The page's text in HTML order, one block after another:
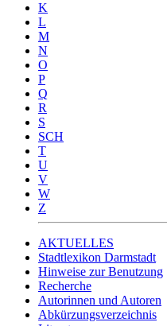
K
L
M
N
O
P
Q
R
S
SCH
T
U
V
W
Z
AKTUELLES
Stadtlexikon Darmstadt
Hinweise zur Benutzung
Recherche
Autorinnen und Autoren
Abkürzungsverzeichnis